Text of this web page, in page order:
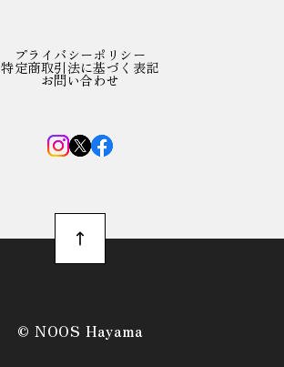
プライバシーポリシー
特定商取引法に基づく表記
お問い合わせ
©︎ NOOS Hayama